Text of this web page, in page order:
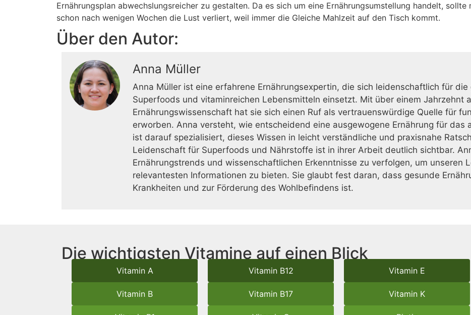
Ernährungsplan abwechslungsreicher zu gestalten. Da es sich um eine Ernährungsumstellung handelt,
schon nach wenigen Wochen die Lust verliert, weil immer die Gleiche Mahlzeit auf den Tisch kommt.
Über den Autor:
Anna Müller
Anna Müller ist eine erfahrene Ernährungsexpertin, die sich leidenschaftlich für
Superfoods und vitaminreichen Lebensmitteln einsetzt. Mit über einem Jahrzehnt
Ernährungswissenschaft hat sie sich einen Ruf als vertrauenswürdige Quelle für
erworben. Anna versteht, wie entscheidend eine ausgewogene Ernährung für das
ist darauf spezialisiert, dieses Wissen in leicht verständliche und praxisnahe
Leidenschaft für Superfoods und Nährstoffe ist in ihrer Arbeit deutlich sichtbar.
Ernährungstrends und wissenschaftlichen Erkenntnisse zu verfolgen, um unseren
relevantesten Informationen zu bieten. Sie glaubt fest daran, dass gesunde
Krankheiten und zur Förderung des Wohlbefindens ist.
Die wichtigsten Vitamine auf einen Blick
Vitamin A
Vitamin B
Vitamin B12
Vitamin B17
Vitamin E
Vitamin K